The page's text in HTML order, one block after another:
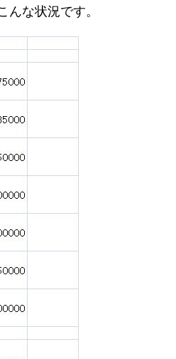
んな状況です。